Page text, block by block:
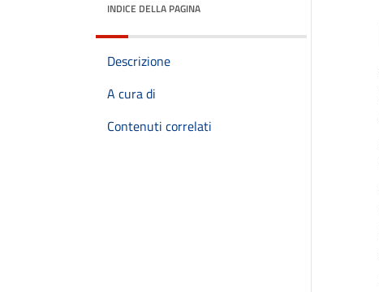
INDICE DELLA PAGINA
Descrizione
A cura di
Contenuti correlati